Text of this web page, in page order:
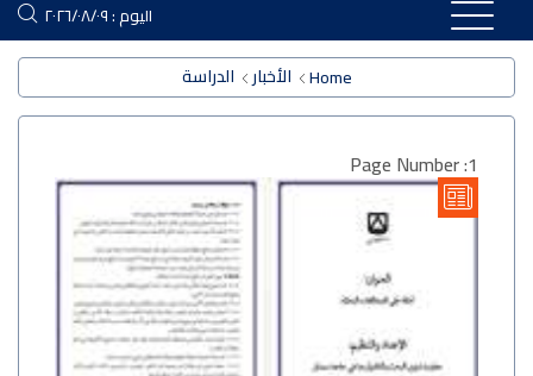
اليوم : ٢٠٢٦/٠٨/٠٩
Home الأخبار الدراسة
Page Number :1